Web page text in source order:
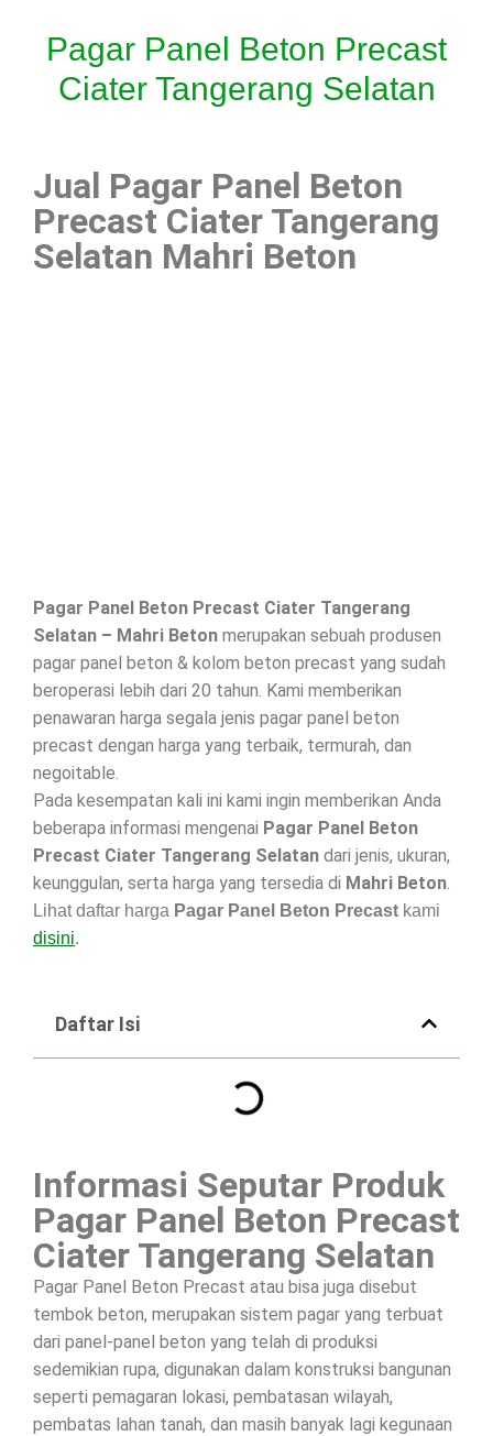
Pagar Panel Beton Precast
Ciater Tangerang Selatan
Jual Pagar Panel Beton
Precast Ciater Tangerang
Selatan Mahri Beton
Pagar Panel Beton Precast Ciater Tangerang
Selatan – Mahri Beton merupakan sebuah produsen
pagar panel beton & kolom beton precast yang sudah
beroperasi lebih dari 20 tahun. Kami memberikan
penawaran harga segala jenis pagar panel beton
precast dengan harga yang terbaik, termurah, dan
negoitable.
Pada kesempatan kali ini kami ingin memberikan Anda
beberapa informasi mengenai Pagar Panel Beton
Precast Ciater Tangerang Selatan dari jenis, ukuran,
keunggulan, serta harga yang tersedia di Mahri Beton.
Lihat daftar harga Pagar Panel Beton Precast kami
disini.
Daftar Isi
Informasi Seputar Produk
Pagar Panel Beton Precast
Ciater Tangerang Selatan
Pagar Panel Beton Precast atau bisa juga disebut
tembok beton, merupakan sistem pagar yang terbuat
dari panel-panel beton yang telah di produksi
sedemikian rupa, digunakan dalam konstruksi bangunan
seperti pemagaran lokasi, pembatasan wilayah,
pembatas lahan tanah, dan masih banyak lagi kegunaan